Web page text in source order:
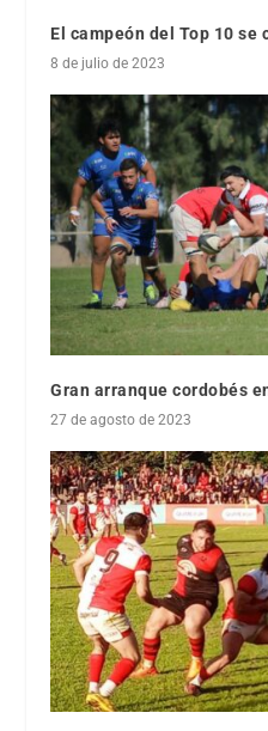
El campeón del Top 10 se
8 de julio de 2023
Gran arranque cordobés
27 de agosto de 2023